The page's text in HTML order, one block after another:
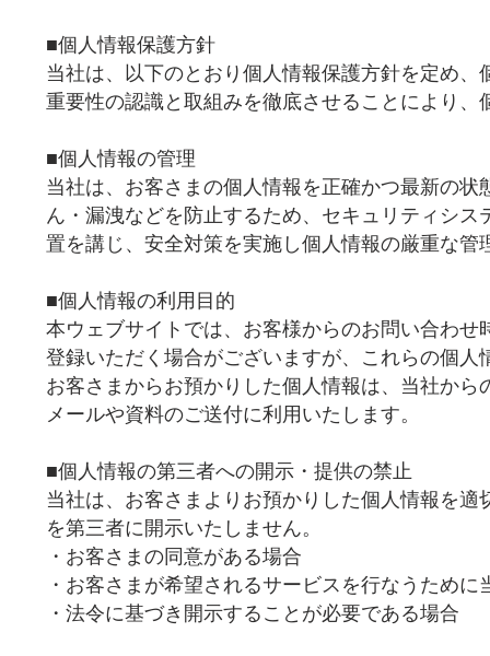
■個人情報保護方針
当社は、以下のとおり個人情報保護方針を定め
重要性の認識と取組みを徹底させることにより、
■個人情報の管理
当社は、お客さまの個人情報を正確かつ最新の
ん・漏洩などを防止するため、セキュリティシ
置を講じ、安全対策を実施し個人情報の厳重な管
■個人情報の利用目的
本ウェブサイトでは、お客様からのお問い合わ
登録いただく場合がございますが、これらの個
お客さまからお預かりした個人情報は、当社か
メールや資料のご送付に利用いたします。
■個人情報の第三者への開示・提供の禁止
当社は、お客さまよりお預かりした個人情報を
を第三者に開示いたしません。
・お客さまの同意がある場合
・お客さまが希望されるサービスを行なうため
・法令に基づき開示することが必要である場合